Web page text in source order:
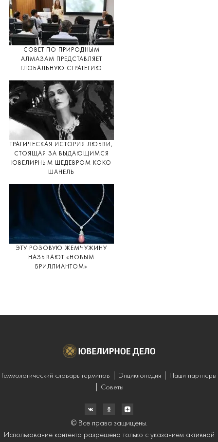
СОВЕТ ПО ПРИРОДНЫМ
АЛМАЗАМ ПРЕДСТАВЛЯЕТ
ГЛОБАЛЬНУЮ СТРАТЕГИЮ
ТРАГИЧЕСКАЯ ИСТОРИЯ ЛЮБВИ,
СТОЯЩАЯ ЗА ВЫДАЮЩИМСЯ
ЮВЕЛИРНЫМ ШЕДЕВРОМ КОКО
ШАНЕЛЬ
ЭТУ РОЗОВУЮ ЖЕМЧУЖИНУ
НАЗЫВАЮТ «НОВЫМ
БРИЛЛИАНТОМ»
Геммологический словарь терминов Энциклопедия
Наши партнеры
Советы
© Все права защищены.
Использование контента разрешено только с указанием активной